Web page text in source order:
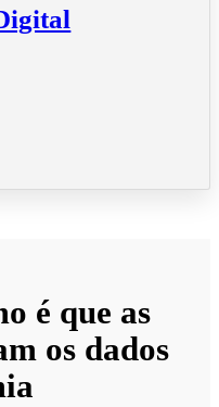
é que as
os dados